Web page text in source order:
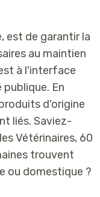
est de garantir la
au maintien
à l'interface
En
d'origine
liés. Saviez-
Vétérinaires, 60
trouvent
ou domestique ?